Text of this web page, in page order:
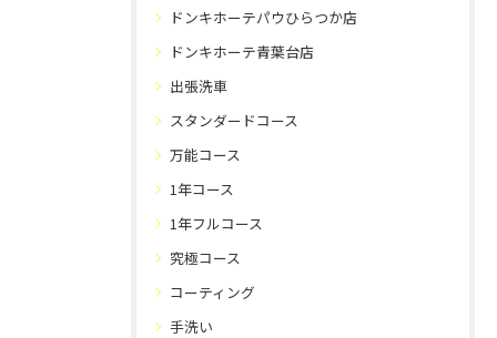
ドンキホーテパウひらつか店
ドンキホーテ青葉台店
出張洗車
スタンダードコース
万能コース
1年コース
1年フルコース
究極コース
コーティング
手洗い